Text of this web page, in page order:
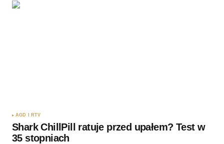
AGD I RTV
Shark ChillPill ratuje przed upałem? Test w
35 stopniach